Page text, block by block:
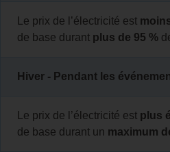
Le prix de l’électricité est
de base durant plus de 95 %
Hiver ‑ Pendant les
Le prix de l’électricité est plus
de base durant un maximum